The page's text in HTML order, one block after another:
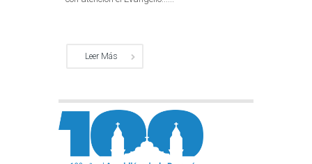
Leer Más